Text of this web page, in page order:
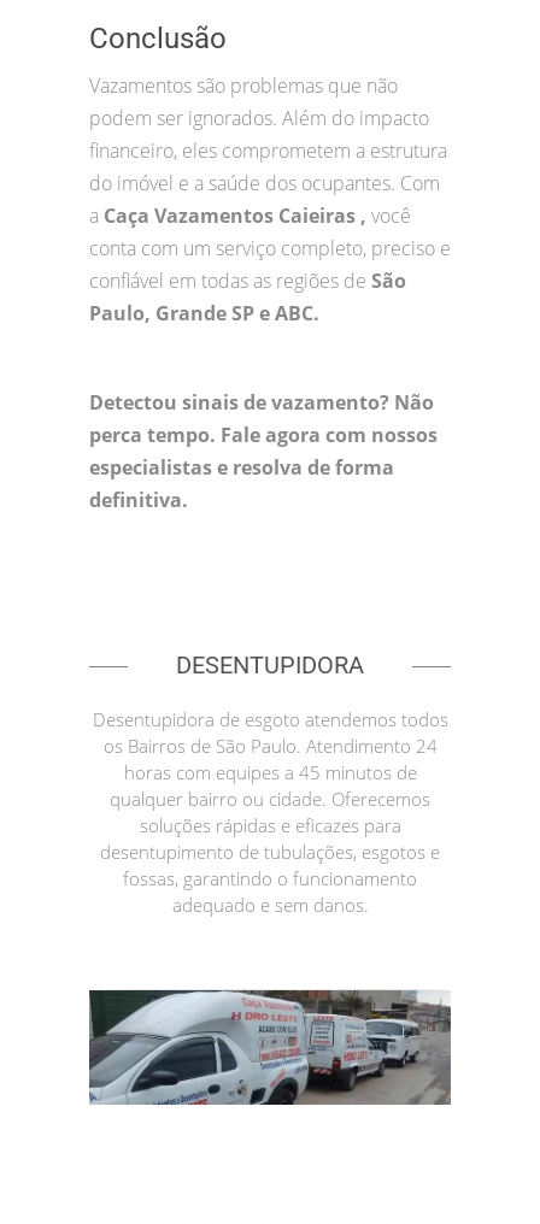
Conclusão
Vazamentos são problemas que não
podem ser ignorados. Além do impacto
financeiro, eles comprometem a estrutura
do imóvel e a saúde dos ocupantes. Com
a Caça Vazamentos Caieiras , você
conta com um serviço completo, preciso e
confiável em todas as regiões de São
Paulo, Grande SP e ABC.
Detectou sinais de vazamento? Não
perca tempo. Fale agora com nossos
especialistas e resolva de forma
definitiva.
DESENTUPIDORA
Desentupidora de esgoto atendemos todos
os Bairros de São Paulo. Atendimento 24
horas com equipes a 45 minutos de
qualquer bairro ou cidade. Oferecemos
soluções rápidas e eficazes para
desentupimento de tubulações, esgotos e
fossas, garantindo o funcionamento
adequado e sem danos.